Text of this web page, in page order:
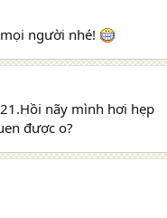
người nhé!
nãy mình hơi hẹp
được o?